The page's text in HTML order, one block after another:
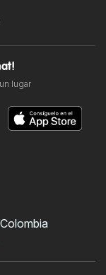
lugar
Colombia